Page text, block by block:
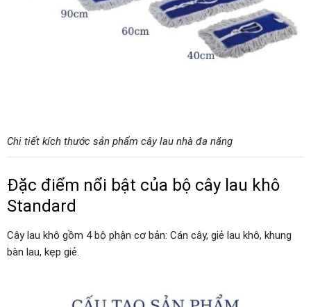
Chi tiết kích thước sản phẩm cây lau nhà đa năng
Đặc điểm nổi bật của bộ cây lau khô
Standard
Cây lau khô gồm 4 bộ phận cơ bản: Cán cây, giẻ lau khô, khung
bàn lau, kẹp giẻ.